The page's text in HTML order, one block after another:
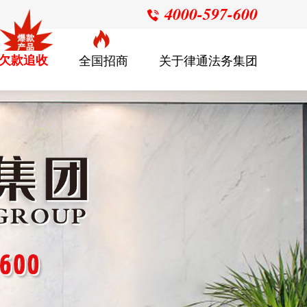
 4000-597-600
款追收 全国招商 关于律通法务集团